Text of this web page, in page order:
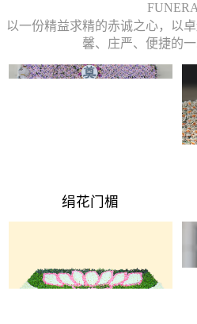
以一份精益求精的赤诚之心，以
馨、庄严、便捷的
绢花门楣